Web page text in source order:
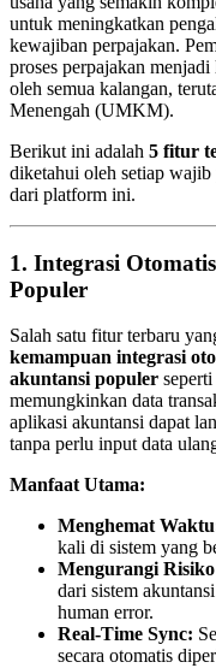
untuk meningkatkan
kewajiban perpajakan.
proses perpajakan
oleh semua kalangan,
Menengah (UMKM).
Berikut ini adalah 5 fitur
diketahui oleh setiap
dari platform ini.
1. Integrasi
Populer
Salah satu fitur terbaru
kemampuan integrasi
akuntansi populer
memungkinkan data
aplikasi akuntansi dapat
tanpa perlu input data
Manfaat Utama:
Menghemat
kali di sistem yang
Mengurangi
dari sistem
human error.
Real-Time Sync:
secara otomatis